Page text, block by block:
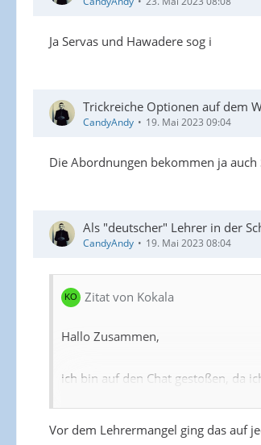
Ja Servas und Hawadere sog i
Trickreiche Optionen auf dem
CandyAndy 19. Mai 2023 09:04
Die Abordnungen bekommen ja auch
Als "deutscher" Lehrer in der
CandyAndy 19. Mai 2023 08:04
Zitat von Kokala
Hallo Zusammen,
ich bin auf den Chat gestoßen, da
Vor dem Lehrermangel ging das auf